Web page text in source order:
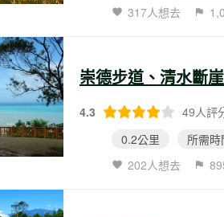
317人想去
崇德步道、清水斷崖
4.3 49人評
0.2公里
所需
202人想去